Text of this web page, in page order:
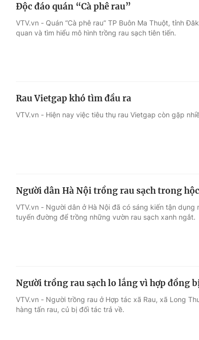
Độc đáo quán “Cà phê rau”
VTV.vn - Quán “Cà phê rau” TP Buôn Ma Thuột, tỉnh
quan và tìm hiểu mô hình trồng rau sạch tiên tiến.
Rau Vietgap khó tìm đầu ra
VTV.vn - Hiện nay việc tiêu thụ rau Vietgap còn gặp
Người dân Hà Nội trồng rau sạch trong
VTV.vn - Người dân ở Hà Nội đã có sáng kiến tận
tuyến đường để trồng những vườn rau sạch xanh ngắt.
Người trồng rau sạch lo lắng vì hợp đồng
VTV.vn - Người trồng rau ở Hợp tác xã Rau, xã Long
hàng tấn rau, củ bị đối tác trả về.